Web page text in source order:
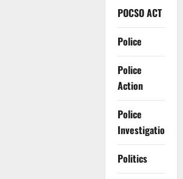
POCSO ACT
Police
Police
Action
Police
Investigation
Politics